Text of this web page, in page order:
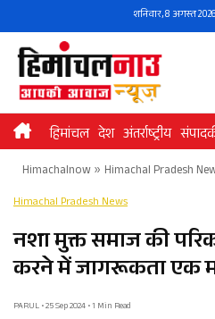
to
content
शनिवार, 8 अगस्त
हिमांचल देश अंतर्राष्ट्रीय
Himachalnow» Himachal Pradesh
Himachal Pradesh News
नशा मुक्त समाज की
करने में जागरूकता एक
PARUL • 25 Sep 2024 • 1 Min Read